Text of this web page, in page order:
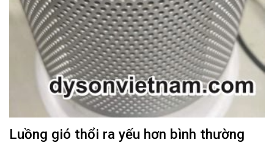
Luồng gió thổi ra yếu hơn bình thường